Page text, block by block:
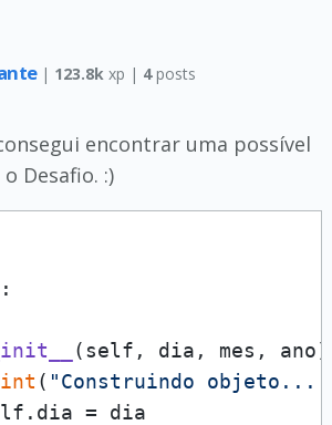
| 123.8k xp | 4posts
encontrar uma possível
Desafio. :)
:
(self, dia, mes, ano
( "Construindo
= dia